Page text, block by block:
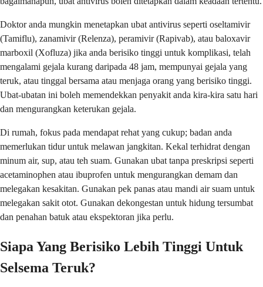
Doktor anda mungkin menetapkan ubat antivirus seperti oseltamivir
(Tamiflu), zanamivir (Relenza), peramivir (Rapivab), atau baloxavir
marboxil (Xofluza) jika anda berisiko tinggi untuk komplikasi, telah
mengalami gejala kurang daripada 48 jam, mempunyai gejala yang
teruk, atau tinggal bersama atau menjaga orang yang berisiko tinggi.
Ubat-ubatan ini boleh memendekkan penyakit anda kira-kira satu hari
dan mengurangkan keterukan gejala.
Di rumah, fokus pada mendapat rehat yang cukup; badan anda
memerlukan tidur untuk melawan jangkitan. Kekal terhidrat dengan
minum air, sup, atau teh suam. Gunakan ubat tanpa preskripsi seperti
acetaminophen atau ibuprofen untuk mengurangkan demam dan
melegakan kesakitan. Gunakan pek panas atau mandi air suam untuk
melegakan sakit otot. Gunakan dekongestan untuk hidung tersumbat
dan penahan batuk atau ekspektoran jika perlu.
Siapa Yang Berisiko Lebih Tinggi Untuk
Selsema Teruk?